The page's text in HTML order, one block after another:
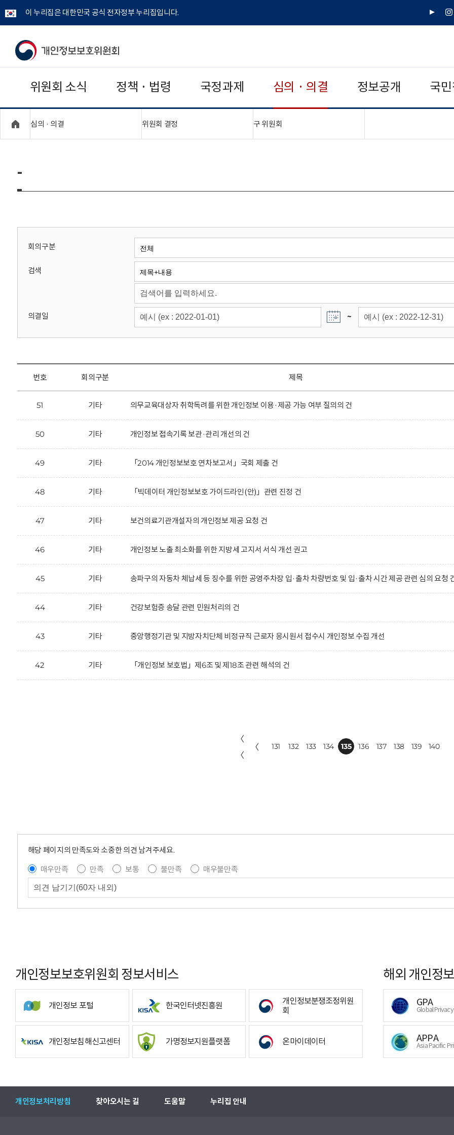
이 누리집은 대한민국 공식 전자정부 누리집입니다.
유
인
개
보
보
위
회
위원회 소식 정책 · 법령 국정과제 심의 · 의결 정보공개 국
심의 · 의결 위원회 결정 구 위원회
-
회의구분
검색
의결일 ~
번호 회의구분 제목
51 기타 의무교육대상자 취학독려를 위한 개인정보 이용·제공 가능 여부 질의의 건
50 기타 개인정보 접속기록 보관·관리 개선의 건
49 기타 「2014 개인정보보호 연차보고서」국회 제출 건
48 기타 「빅데이터 개인정보보호 가이드라인(안)」관련 진정 건
47 기타 보건의료기관개설자의 개인정보 제공 요청 건
46 기타 개인정보 노출 최소화를 위한 지방세 고지서 서식 개선 권고
45 기타 송파구의 자동차 체납세 등 징수를 위한 공영주차장 입·출차 차량번호 및 입·출차 시간 제공 관련 심의 요청
44 기타 건강보험증 송달 관련 민원처리의 건
43 기타 중앙행정기관 및 지방자치단체 비정규직 근로자 응시원서 접수시 개인정보 수집 개선
42 기타 「개인정보 보호법」제6조 및 제18조 관련 해석의 건
〈
〈
〈 131 132 133 134 135 136 137 138 139 140
해당 페이지의 만족도와 소중한 의견 남겨주세요.
매우만족
만족 보통 불만족 매우불만족
개인정보보호위원회 정보서비스
개인정보 포털 한국인터넷진흥원
개인정보분쟁조정위원
회
개인정보침해신고센터 가명정보지원플랫폼 온마이데이터
해외 개인정
GPA
Global
APPA
Asia Pacific
개인정보처리방침 찾아오시는 길 도움말 누리집 안내